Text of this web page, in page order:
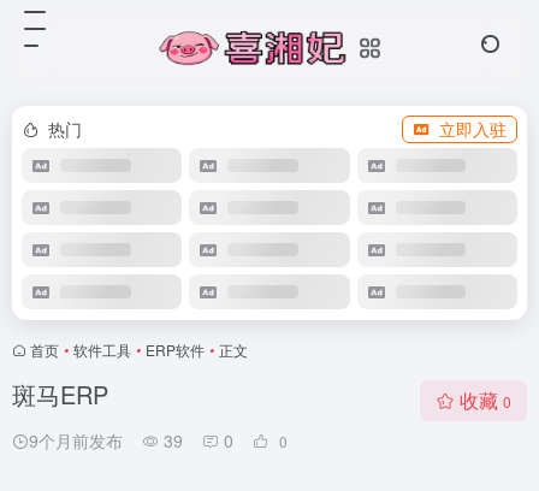
热门 立即入驻
首页 • 软件工具 • ERP软件 • 正文
斑马ERP
9个月前发布 39 0 0
收藏 0